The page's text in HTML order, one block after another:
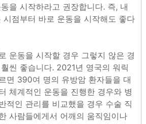
을 시작하라고 권장합니다. 즉, 내
시점부터 바로 운동을 시작해도 좋다
운동을 시작할 경우 그렇지 않은 경
씬 좋습니다. 2021년 영국의 워릭
면 390여 명의 유방암 환자들을 대
체계적인 운동을 진행한 경우와 병
적인 관리를 비교했을 경우 수술 직
사람들에게서 어깨의 움직임이나